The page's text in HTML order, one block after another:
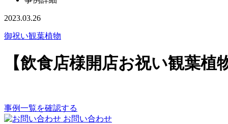
2023.03.26
御祝い観葉植物
【飲食店様開店お祝い観葉植
事例一覧を確認する
お問い合わせ